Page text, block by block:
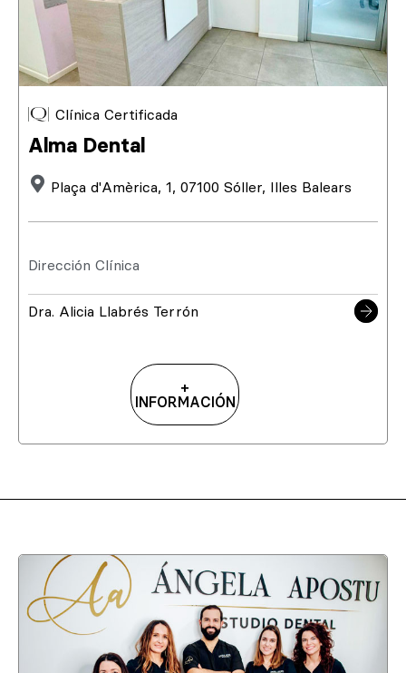
Clínica Certificada
Alma Dental
Plaça d'Amèrica, 1, 07100 Sóller, Illes Balears
Dirección Clínica
Dra. Alicia Llabrés Terrón
+
INFORMACIÓN